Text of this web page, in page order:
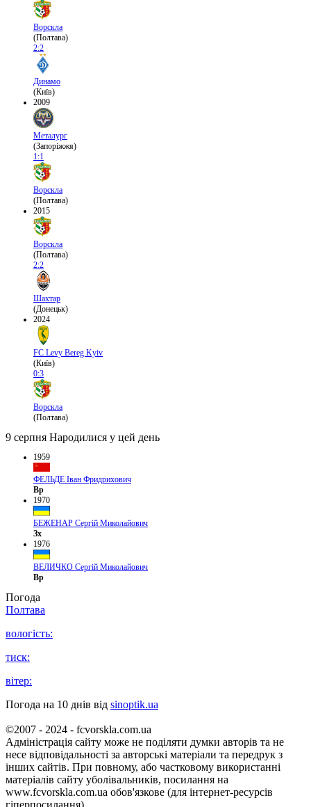
Ворскла
(Полтава)
2:2
Динамо
(Київ)
2009
Металург
(Запоріжжя)
1:1
Ворскла
(Полтава)
2015
Ворскла
(Полтава)
2:2
Шахтар
(Донецьк)
2024
FC Levy Bereg Kyiv
(Київ)
0:3
Ворскла
(Полтава)
9 серпня Народилися у цей день
1959
ФЕЛЬДЕ Іван Фридрихович
Вр
1970
БЕЖЕНАР Сергій Миколайович
Зх
1976
ВЕЛИЧКО Сергій Миколайович
Вр
Погода
Полтава
вологість:
тиск:
вітер:
Погода на 10 днів від sinoptik.ua
©2007 - 2024 - fcvorskla.com.ua
Адміністрація сайту може не поділяти думки авторів та не
несе відповідальності за авторські матеріали та передрук з
інших сайтів. При повному, або частковому використанні
матеріалів сайту уболівальників, посилання на
www.fcvorskla.com.ua обов'язкове (для інтернет-ресурсів